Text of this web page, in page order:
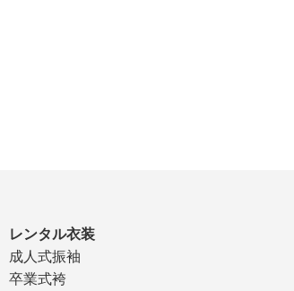
レンタル衣装
成人式振袖
卒業式袴